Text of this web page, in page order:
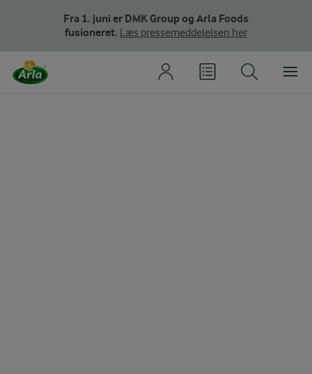
Fra 1. juni er DMK Group og Arla Foods
fusioneret. Læs pressemeddelelsen her